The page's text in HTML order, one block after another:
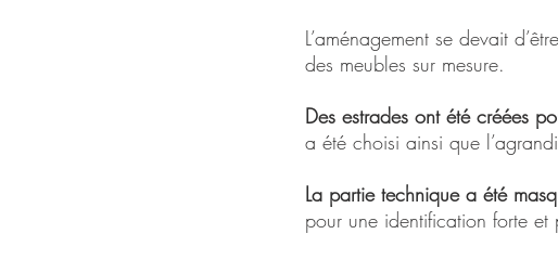
L’aménagement se devait
des meubles sur mesure.
Des estrades ont été créées
a été choisi ainsi que
La partie technique a été
pour une identification forte et